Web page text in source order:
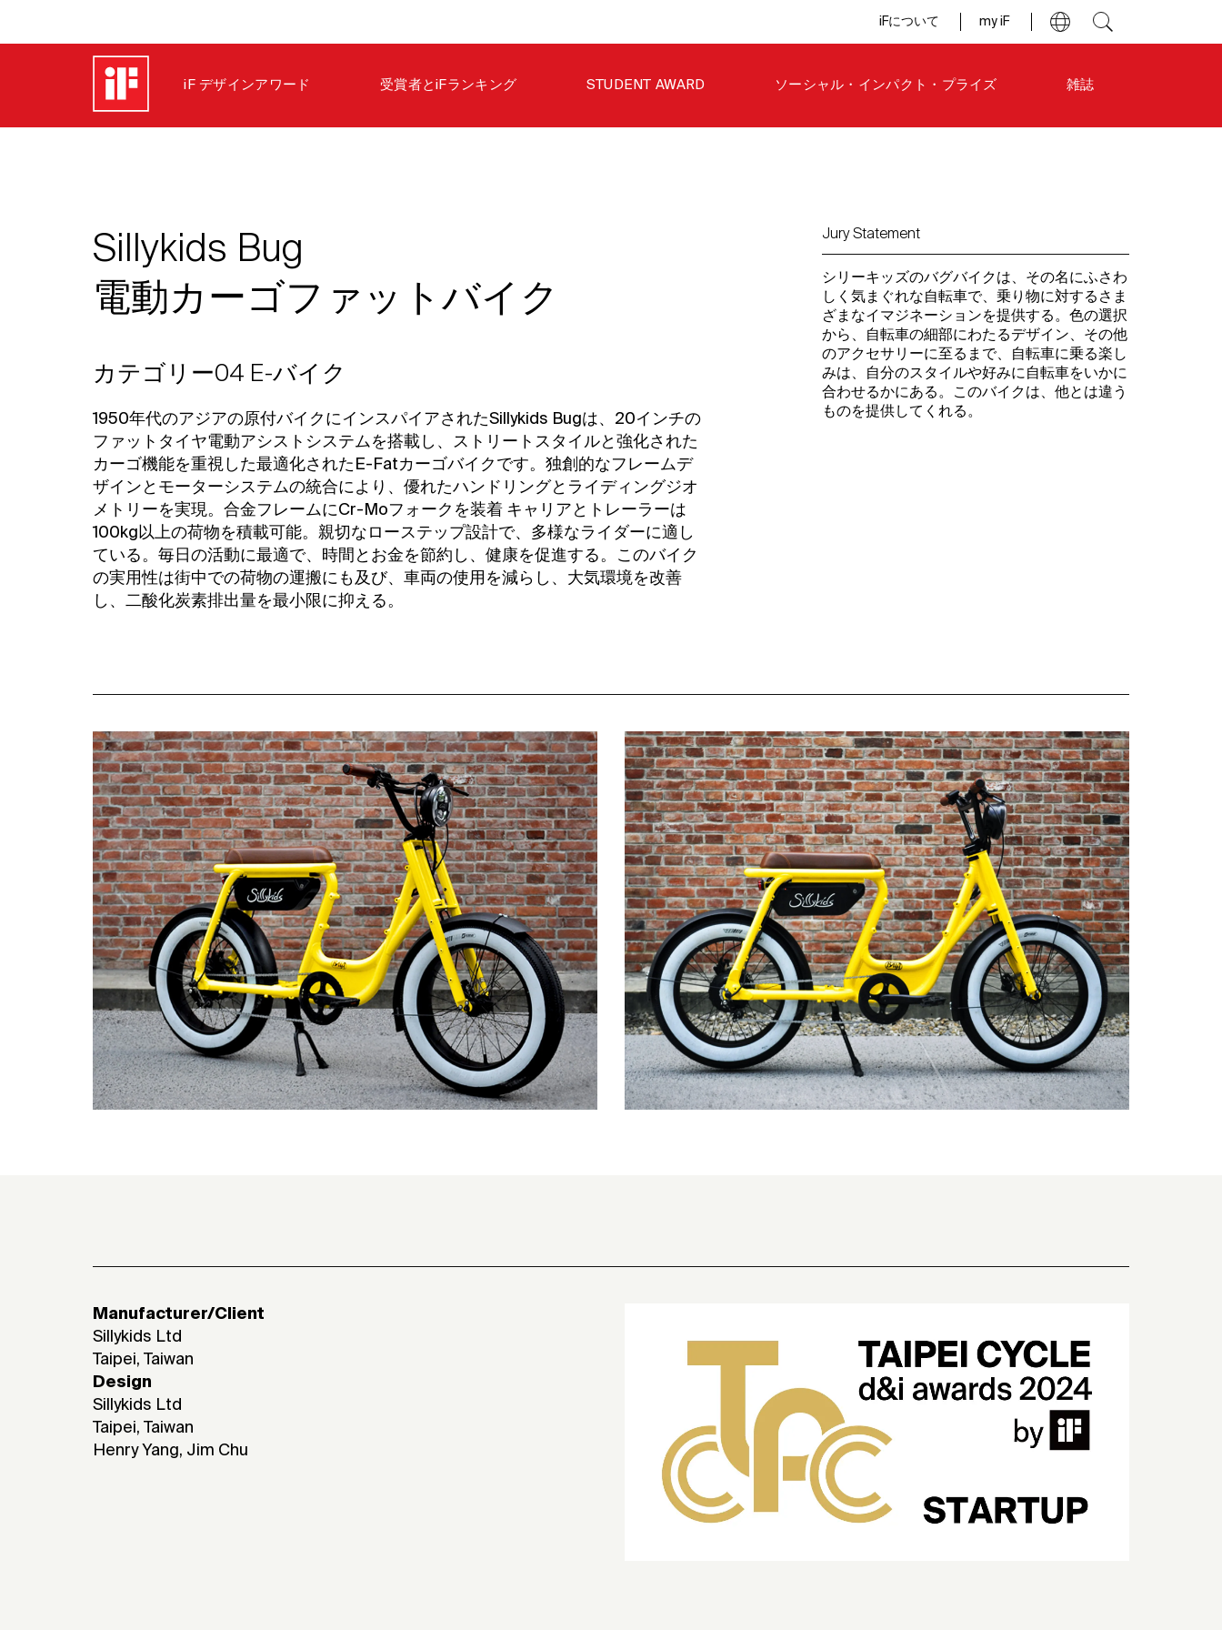
iFについて my iF
iF デザインアワード 受賞者とiFランキング STUDENT AWARD ソーシャル・インパクト・プライズ 雑誌
Sillykids Bug
電動カーゴファットバイク
カテゴリー04 E-バイク
1950年代のアジアの原付バイクにインスパイアされたSillykids Bugは、20インチの
ファットタイヤ電動アシストシステムを搭載し、ストリートスタイルと強化された
カーゴ機能を重視した最適化されたE-Fatカーゴバイクです。独創的なフレームデ
ザインとモーターシステムの統合により、優れたハンドリングとライディングジオ
メトリーを実現。合金フレームにCr-Moフォークを装着 キャリアとトレーラーは
100kg以上の荷物を積載可能。親切なローステップ設計で、多様なライダーに適し
ている。毎日の活動に最適で、時間とお金を節約し、健康を促進する。このバイク
の実用性は街中での荷物の運搬にも及び、車両の使用を減らし、大気環境を改善
し、二酸化炭素排出量を最小限に抑える。
Jury Statement
シリーキッズのバグバイクは、その名にふさわ
しく気まぐれな自転車で、乗り物に対するさま
ざまなイマジネーションを提供する。色の選択
から、自転車の細部にわたるデザイン、その他
のアクセサリーに至るまで、自転車に乗る楽し
みは、自分のスタイルや好みに自転車をいかに
合わせるかにある。このバイクは、他とは違う
ものを提供してくれる。
Manufacturer/Client
Sillykids Ltd
Taipei, Taiwan
Design
Sillykids Ltd
Taipei, Taiwan
Henry Yang, Jim Chu